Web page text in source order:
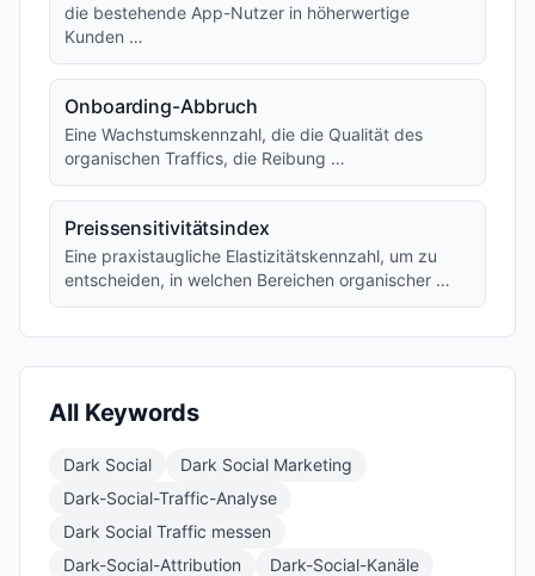
die bestehende App-Nutzer in höherwertige
Kunden …
Onboarding-Abbruch
Eine Wachstumskennzahl, die die Qualität des
organischen Traffics, die Reibung …
Preissensitivitätsindex
Eine praxistaugliche Elastizitätskennzahl, um zu
entscheiden, in welchen Bereichen organischer …
All Keywords
Dark Social
Dark Social Marketing
Dark-Social-Traffic-Analyse
Dark Social Traffic messen
Dark-Social-Attribution
Dark-Social-Kanäle